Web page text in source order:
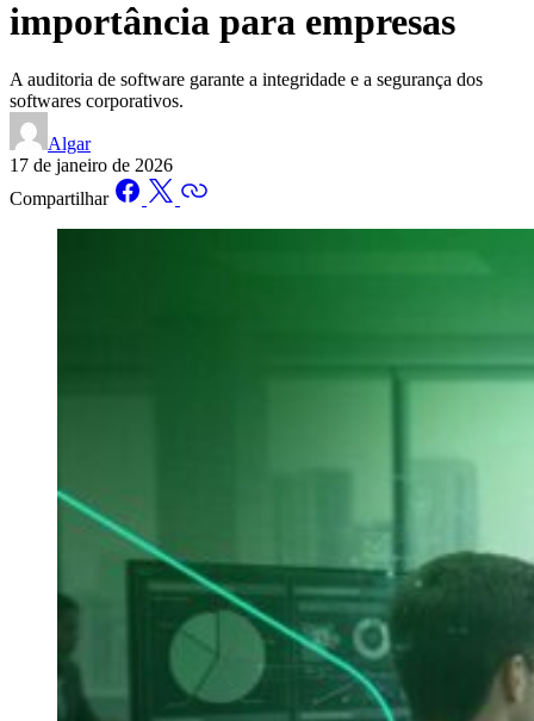
importância para empresas
A auditoria de software garante a integridade e a segurança dos
softwares corporativos.
Algar
17 de janeiro de 2026
Compartilhar